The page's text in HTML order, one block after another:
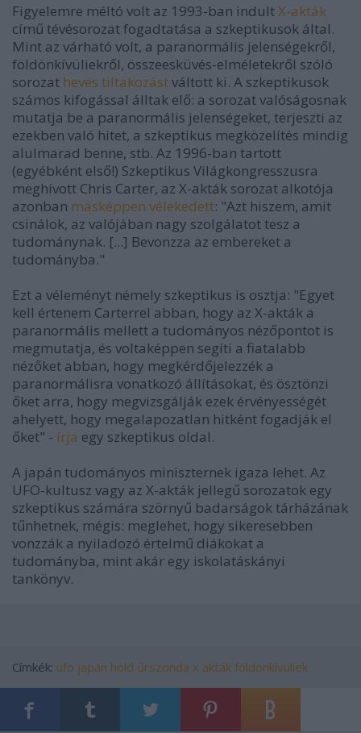
Figyelemre méltó volt az 1993-ban indult X-akták
című tévésorozat fogadtatása a szkeptikusok által.
Mint az várható volt, a paranormális jelenségekről,
földönkívüliekről, összeesküvés-elméletekről szóló
sorozat heves tiltakozástváltott ki. A szkeptikusok
számos kifogással álltak elő: a sorozat valóságosnak
mutatja be a paranormális jelenségeket, terjeszti az
ezekben való hitet, a szkeptikus megközelítés mindig
alulmarad benne, stb. Az 1996-ban tartott
(egyébként első!) Szkeptikus Világkongresszusra
meghívott Chris Carter, az X-akták sorozat alkotója
azonban másképpen vélekedett: "Azt hiszem, amit
csinálok, az valójában nagy szolgálatot tesz a
tudománynak. [...] Bevonzza az embereket a
tudományba."
Ezt a véleményt némely szkeptikus is osztja: "Egyet
kell értenem Carterrel abban, hogy az X-akták a
paranormális mellett a tudományos nézőpontot is
megmutatja, és voltaképpen segíti a fiatalabb
nézőket abban, hogy megkérdőjelezzék a
paranormálisra vonatkozó állításokat, és ösztönzi
őket arra, hogy megvizsgálják ezek érvényességét
ahelyett, hogy megalapozatlan hitként fogadják el
őket" - írja egy szkeptikus oldal.
A japán tudományos miniszternek igaza lehet. Az
UFO-kultusz vagy az X-akták jellegű sorozatok egy
szkeptikus számára szörnyű badarságok tárházának
tűnhetnek, mégis: meglehet, hogy sikeresebben
vonzzák a nyiladozó értelmű diákokat a
tudományba, mint akár egy iskolatáskányi
tankönyv.
Címkék: ufo japán hold űrszonda x akták földönkívüliek